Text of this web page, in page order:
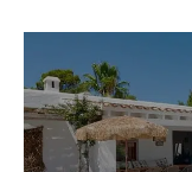
r
c
h